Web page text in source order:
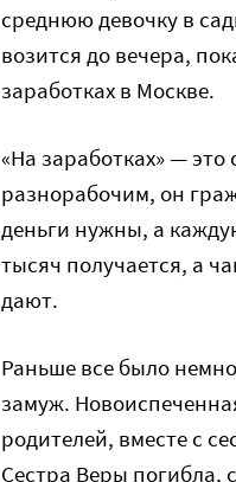
среднюю девочку в
возится до вечера,
заработках в Москве.
«На заработках» —
разнорабочим, он
деньги нужны, а
тысяч получается, а
дают.
Раньше все было
замуж.
родителей, вместе с
Сестра Веры погибла,